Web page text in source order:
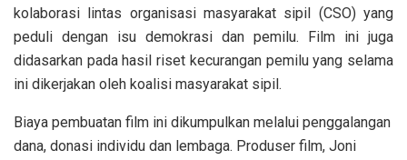
kolaborasi lintas organisasi masyarakat sipil (CSO) yang
peduli dengan isu demokrasi dan pemilu. Film ini juga
didasarkan pada hasil riset kecurangan pemilu yang selama
ini dikerjakan oleh koalisi masyarakat sipil.
Biaya pembuatan film ini dikumpulkan melalui penggalangan
dana, donasi individu dan lembaga. Produser film, Joni